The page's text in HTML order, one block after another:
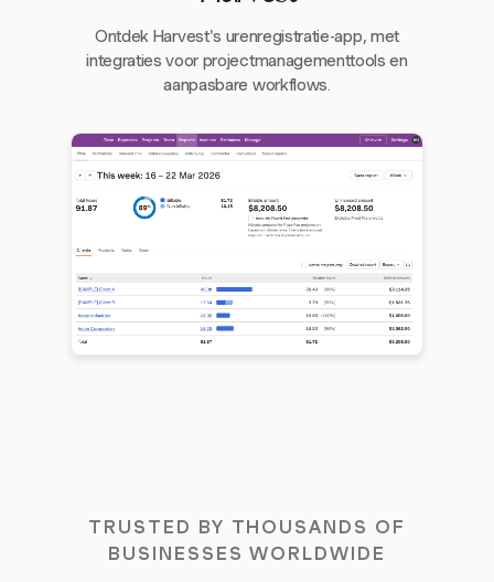
Ontdek Harvest's urenregistratie-app, met
integraties voor projectmanagementtools en
aanpasbare workflows.
TRUSTED BY THOUSANDS OF
BUSINESSES WORLDWIDE